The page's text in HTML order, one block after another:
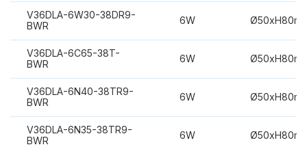
V36DLA-6W30-38DR9-
BWR
6W
V36DLA-6C65-38T-
BWR
6W
V36DLA-6N40-38TR9-
BWR
6W
V36DLA-6N35-38TR9-
BWR
6W